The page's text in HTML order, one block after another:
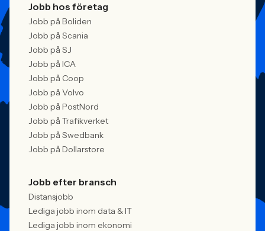
Jobb hos företag
Jobb på Boliden
Jobb på Scania
Jobb på SJ
Jobb på ICA
Jobb på Coop
Jobb på Volvo
Jobb på PostNord
Jobb på Trafikverket
Jobb på Swedbank
Jobb på Dollarstore
Jobb efter bransch
Distansjobb
Lediga jobb inom data & IT
Lediga jobb inom ekonomi